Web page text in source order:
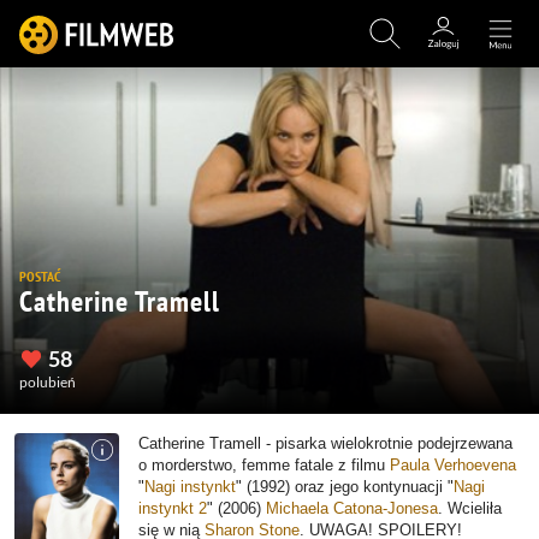
POSTAĆ
Catherine Tramell
58
polubień
Catherine Tramell - pisarka wielokrotnie podejrzewana
o morderstwo, femme fatale z filmu Paula Verhoevena
" Nagi instynkt" (1992) oraz jego kontynuacji " Nagi
instynkt 2" (2006) Michaela Catona-Jonesa. Wcieliła
się w nią Sharon Stone. UWAGA! SPOILERY!